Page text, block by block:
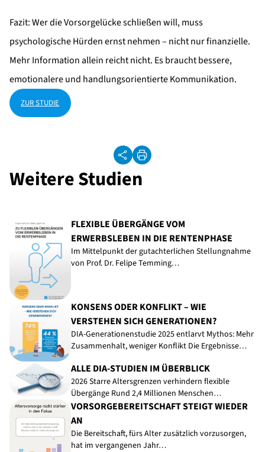
Fazit: Wer die Vorsorgelücke schließen will, muss
psychologische Hürden ernst nehmen – nicht nur finanzielle.
Mehr Information allein reicht nicht. Es braucht bessere,
emotionalere und handlungsorientierte Kommunikation.
ZUR STUDIE
Weitere Studien
FLEXIBLE ÜBERGÄNGE VOM
ERWERBSLEBEN IN DIE RENTENPHASE
Im Mittelpunkt der gutachterlichen Stellungnahme
von Prof. Dr. Felipe Temming…
KONSENS ODER KONFLIKT – WIE
VERSTEHEN SICH GENERATIONEN?
DIA-Generationenstudie 2025 entlarvt Mythos: Mehr
Zusammenhalt, weniger Konflikt Die Ergebnisse…
ALLE DIA-STUDIEN IM ÜBERBLICK
2026 Starre Altersgrenzen verhindern flexible
Übergänge Rund 2,4 Millionen Menschen…
VORSORGEBEREITSCHAFT STEIGT WIEDER
AN
Die Bereitschaft, fürs Alter zusätzlich vorzusorgen,
hat im vergangenen Jahr…